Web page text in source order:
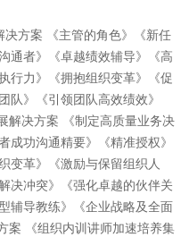
方案 《主管的角色》《新任
通者》《卓越绩效辅导》《高
行力》《拥抱组织变革》《促
队》《引领团队高效绩效》
解决方案 《制定高质量业务决
成功沟通精要》《精准授权》
变革》《激励与保留组织人
决冲突》《强化卓越的伙伴关
辅导教练》《企业战略及全面
案 《组织内训讲师加速培养集